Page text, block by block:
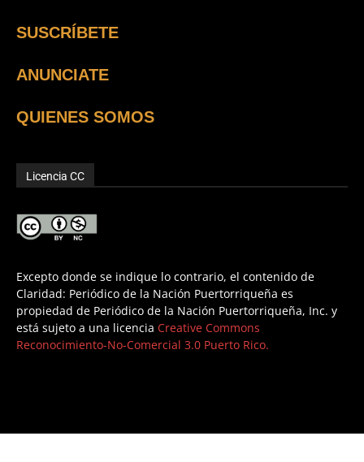
SUSCRÍBETE
ANUNCIATE
QUIENES SOMOS
Licencia CC
Excepto donde se indique lo contrario, el contenido de
Claridad: Periódico de la Nación Puertorriqueña es
propiedad de Periódico de la Nación Puertorriqueña, Inc. y
está sujeto a una licencia Creative Commons
Reconocimiento-No-Comercial 3.0 Puerto Rico.